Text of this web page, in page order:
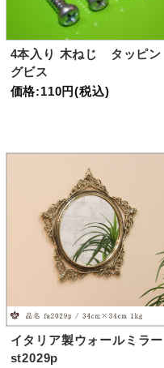
4本入り 木ねじ タッピン
グビス
価格:110円(税込)
イタリア製ウォールミラー
st2029p